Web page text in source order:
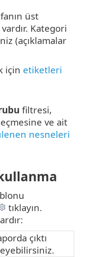
üst
Kategori
(açıklamalar
için etiketleri
filtresi,
ve ait
nesneleri
tıklayın.
çıktı